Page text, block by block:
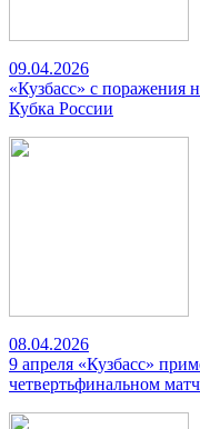
09.04.2026
«Кузбасс» с поражения
Кубка России
08.04.2026
9 апреля «Кузбасс»
четвертьфинальном